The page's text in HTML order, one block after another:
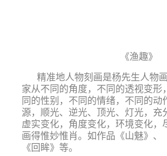
《渔趣》
精准地人物刻画是杨先生人物
家从不同的角度，不同的透视变形
同的性别，不同的情绪，不同的动
源，顺光、逆光、顶光、灯光，充
虚实变化，角度变化，环境变化，
画得惟妙惟肖。如作品《山魅》、
《回眸》等。